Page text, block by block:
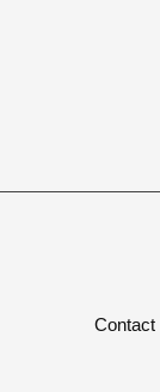
Contact